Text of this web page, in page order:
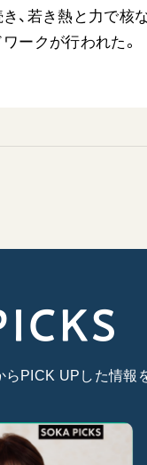
、若き熱と力で核
ークが行われた。
PICK UPした情報